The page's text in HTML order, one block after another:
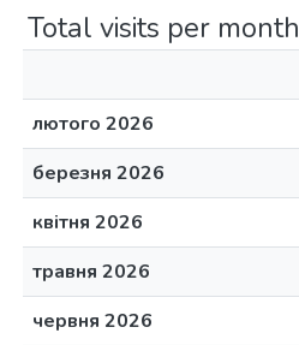
Total visits per month
лютого 2026
березня 2026
квітня 2026
травня 2026
червня 2026